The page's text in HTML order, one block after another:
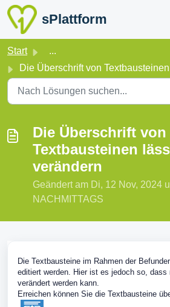
Zum hauptsächlichen Inhalt gehen
sPlattform
Start
...
Die Überschrift von
Die Überschrift von
Textbausteinen
verändern
Geändert am Di, 12 Nov, 2024
NACHMITTAGS
Die Textbausteine im Rahmen der
editiert werden. Hier ist es jedoch so, dass
verändert werden kann.
Erreichen können Sie die Textbausteine